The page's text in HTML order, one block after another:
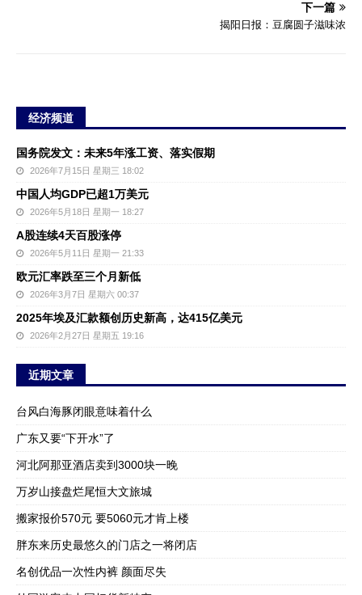
下一篇
揭阳日报：豆腐圆子滋味浓
经济频道
国务院发文：未来5年涨工资、落实假期
2026年7月15日 星期三 18:02
中国人均GDP已超1万美元
2026年5月18日 星期一 18:27
A股连续4天百股涨停
2026年5月11日 星期一 21:33
欧元汇率跌至三个月新低
2026年3月7日 星期六 00:37
2025年埃及汇款额创历史新高，达415亿美元
2026年2月27日 星期五 19:16
近期文章
台风白海豚闭眼意味着什么
广东又要“下开水”了
河北阿那亚酒店卖到3000块一晚
万岁山接盘烂尾恒大文旅城
搬家报价570元 要5060元才肯上楼
胖东来历史最悠久的门店之一将闭店
名创优品一次性内裤 颜面尽失